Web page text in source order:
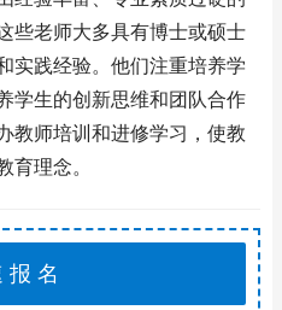
些老师大多具有博士或硕士
实践经验。他们注重培养学
学生的创新思维和团队合作
教师培训和进修学习，使教
育理念。